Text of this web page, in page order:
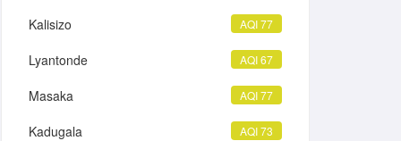
Kalisizo AQI 77
Lyantonde AQI 67
Masaka AQI 77
Kadugala AQI 73